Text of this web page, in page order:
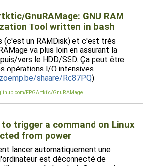
GnuRAMage: GNU RAM
Tool written in bash
(c'est un RAMDisk) et c'est très
va plus loin en assurant la
vers le HDD/SSD. Ça peut être
opérations I/O intensives.
shaare/Rc87PQ)
FPGArtktic/GnuRAMage
to trigger a command on Linux
from power
lancer automatiquement une
est déconnecté de